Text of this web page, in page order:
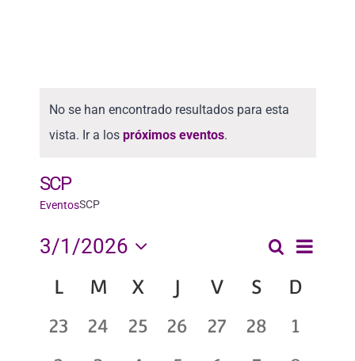
No se han encontrado resultados para esta
vista. Ir a los próximos eventos.
SCP
EventosSCP
de
Buscar
Mes
3/1/2026
fecha.
Calendario
de
L M X J V S
D
0
23
0
24
0
25
0
26
0
27
0
28
0
1